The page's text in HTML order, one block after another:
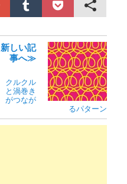
新しい記
事へ≫
クルクル
と渦巻き
がつなが
るパターン